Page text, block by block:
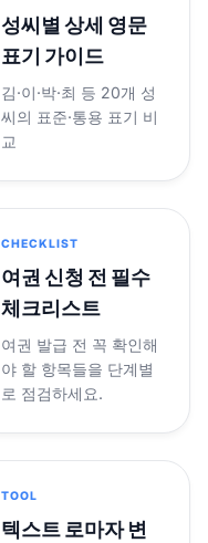
성씨별 상세 영문
표기 가이드
김·이·박·최 등 20개 성
씨의 표준·통용 표기 비
교
CHECKLIST
여권 신청 전 필수
체크리스트
여권 발급 전 꼭 확인해
야 할 항목들을 단계별
로 점검하세요.
TOOL
텍스트 로마자 변